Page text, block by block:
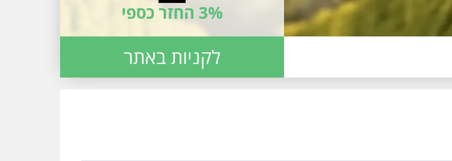
3% החזר כספי
לקניות באתר